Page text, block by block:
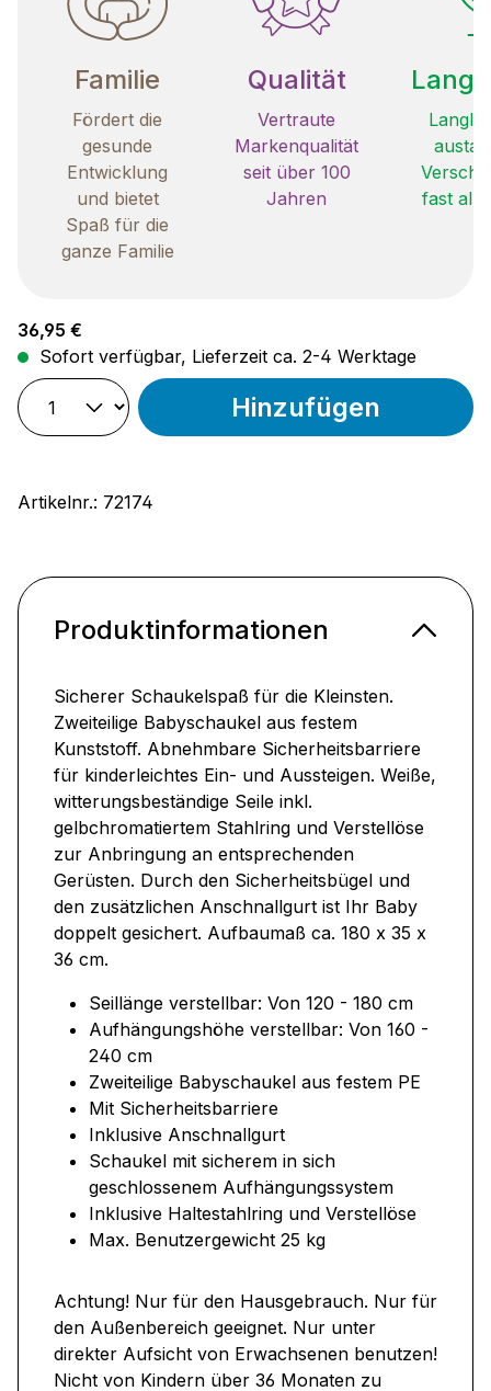
Familie
Fördert die
gesunde
Entwicklung
und bietet
Spaß für die
ganze Familie
Qualität
Vertraute
Markenqualität
seit über 100
Jahren
fast
Regulärer Preis:
36,95 €
Sofort verfügbar, Lieferzeit ca. 2-4 Werktage
Hinzufügen
Artikelnr.: 72174
Produktinformationen
Sicherer Schaukelspaß für die Kleinsten.
Zweiteilige Babyschaukel aus festem
Kunststoff. Abnehmbare Sicherheitsbarriere
für kinderleichtes Ein- und Aussteigen. Weiße,
witterungsbeständige Seile inkl.
gelbchromatiertem Stahlring und Verstellöse
zur Anbringung an entsprechenden
Gerüsten. Durch den Sicherheitsbügel und
den zusätzlichen Anschnallgurt ist Ihr Baby
doppelt gesichert. Aufbaumaß ca. 180 x 35 x
36 cm.
Seillänge verstellbar: Von 120 - 180 cm
Aufhängungshöhe verstellbar: Von 160 -
240 cm
Zweiteilige Babyschaukel aus festem PE
Mit Sicherheitsbarriere
Inklusive Anschnallgurt
Schaukel mit sicherem in sich
geschlossenem Aufhängungssystem
Inklusive Haltestahlring und Verstellöse
Max. Benutzergewicht 25 kg
Achtung! Nur für den Hausgebrauch. Nur für
den Außenbereich geeignet. Nur unter
direkter Aufsicht von Erwachsenen benutzen!
Nicht von Kindern über 36 Monaten zu